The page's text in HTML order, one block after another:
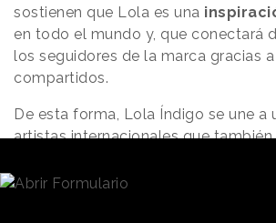
sostienen que Lola es una
en todo el mundo y, que conectará
los seguidores de la marca gracias
compartidos.
De esta forma, Lola Índigo se une a
artistas internacionales que
jugador de fútbol Virgil van Dijk. La